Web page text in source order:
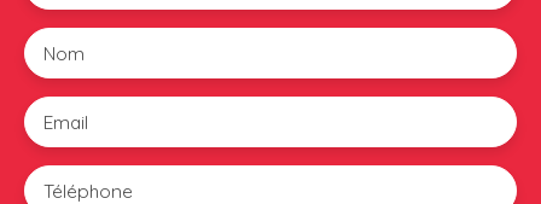
Nom
Email
Téléphone